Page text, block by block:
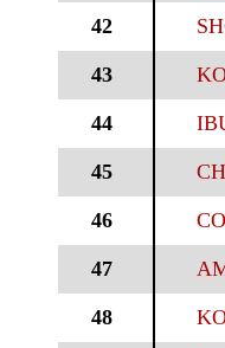
42
43
44
45
46
47
48